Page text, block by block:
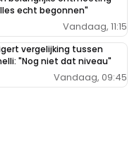
echt begonnen"
Vandaag, 11:15
vergelijking tussen
"Nog niet dat niveau"
Vandaag, 09:45